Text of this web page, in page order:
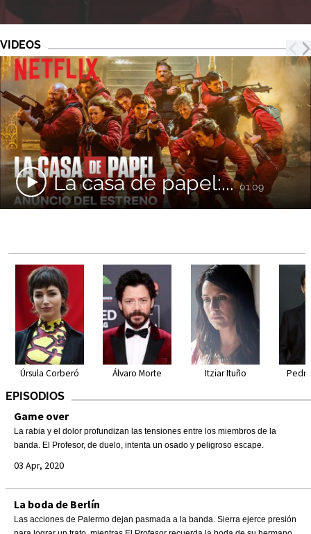
VIDEOS
La casa de papel:...01:09
Úrsula Corberó Álvaro Morte Itziar Ituño
EPISODIOS
Game over
La rabia y el dolor profundizan las tensiones entre los miembros de la
banda. El Profesor, de duelo, intenta un osado y peligroso escape.
03 Apr, 2020
La boda de Berlín
Las acciones de Palermo dejan pasmada a la banda. Sierra ejerce presión